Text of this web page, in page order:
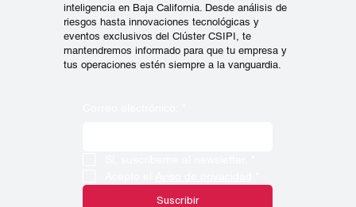
inteligencia en Baja California. Desde análisis de
riesgos hasta innovaciones tecnológicas y
eventos exclusivos del Clúster CSIPI, te
mantendremos informado para que tu empresa y
tus operaciones estén siempre a la vanguardia.
Suscribir